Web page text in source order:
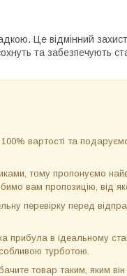
Це відмінний
та забезпечують
вартості та
тому пропонуємо
вам пропозицію, від
перевірку перед
в ідеальному
турботою.
товар таким, яким